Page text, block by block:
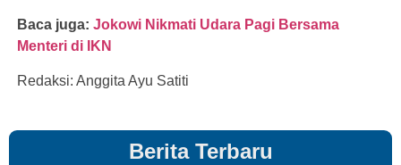
Baca juga: Jokowi Nikmati Udara Pagi Bersama
Menteri di IKN
Redaksi: Anggita Ayu Satiti
Berita Terbaru